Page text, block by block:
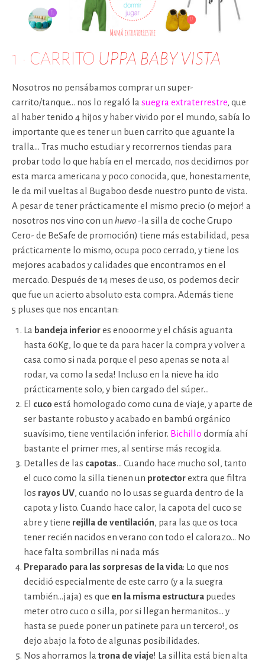
1 · CARRITO UPPA BABY VISTA
Nosotros no pensábamos comprar un super-
carrito/tanque… nos lo regaló la suegra extraterrestre, que
al haber tenido 4 hijos y haber vivido por el mundo, sabía lo
importante que es tener un buen carrito que aguante la
tralla… Tras mucho estudiar y recorrernos tiendas para
probar todo lo que había en el mercado, nos decidimos por
esta marca americana y poco conocida, que, honestamente,
le da mil vueltas al Bugaboo desde nuestro punto de vista.
A pesar de tener prácticamente el mismo precio (o mejor! a
nosotros nos vino con un huevo -la silla de coche Grupo
Cero- de BeSafe de promoción) tiene más estabilidad, pesa
prácticamente lo mismo, ocupa poco cerrado, y tiene los
mejores acabados y calidades que encontramos en el
mercado. Después de 14 meses de uso, os podemos decir
que fue un acierto absoluto esta compra. Además tiene
5 pluses que nos encantan:
La bandeja inferiores enooorme y el chásis aguanta
hasta 60Kg, lo que te da para hacer la compra y volver a
casa como si nada porque el peso apenas se nota al
rodar, va como la seda! Incluso en la nieve ha ido
prácticamente solo, y bien cargado del súper…
El cuco está homologado como cuna de viaje, y aparte de
ser bastante robusto y acabado en bambú orgánico
suavísimo, tiene ventilación inferior. Bichillo dormía ahí
bastante el primer mes, al sentirse más recogida.
Detalles de las capotas… Cuando hace mucho sol, tanto
el cuco como la silla tienen un protectorextra que filtra
los rayos UV, cuando no lo usas se guarda dentro de la
capota y listo. Cuando hace calor, la capota del cuco se
abre y tiene rejilla de ventilación, para las que os toca
tener recién nacidos en verano con todo el calorazo… No
hace falta sombrillas ni nada más
Preparado para las sorpresas de la vida: Lo que nos
decidió especialmente de este carro (y a la suegra
también…jaja) es que en la misma estructura puedes
meter otro cuco o silla, por si llegan hermanitos… y
hasta se puede poner un patinete para un tercero!, os
dejo abajo la foto de algunas posibilidades.
Nos ahorramos la trona de viaje! La sillita está bien alta